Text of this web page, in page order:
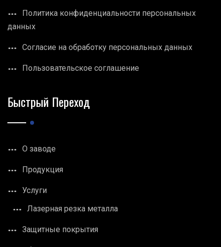
Политика конфиденциальности персональных
данных
Согласие на обработку персональных данных
Пользовательское соглашение
Быстрый Переход
О заводе
Продукция
Услуги
Лазерная резка металла
Защитные покрытия